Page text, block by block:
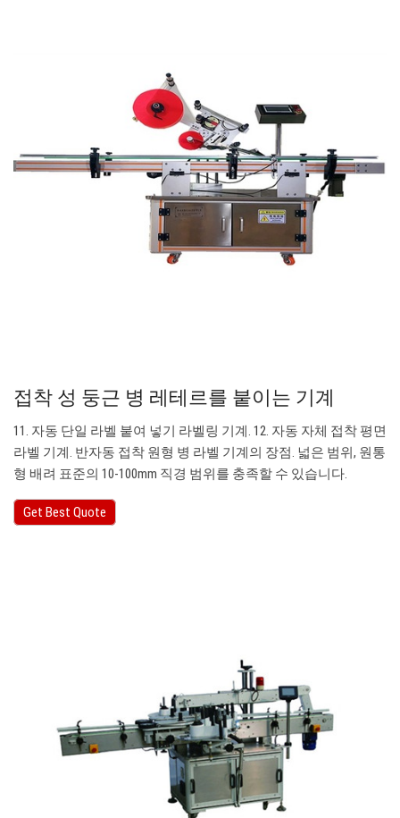
접착 성 둥근 병 레테르를 붙이는 기계
11. 자동 단일 라벨 붙여 넣기 라벨링 기계. 12. 자동 자체 접착 평면
라벨 기계. 반자동 접착 원형 병 라벨 기계의 장점. 넓은 범위, 원통
형 배려 표준의 10-100mm 직경 범위를 충족할 수 있습니다.
Get Best Quote